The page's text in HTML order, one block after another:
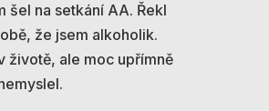
šel na setkání AA. Řekl
že jsem alkoholik.
životě, ale moc upřímně